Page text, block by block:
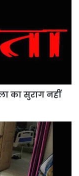
का सुराग नहीं